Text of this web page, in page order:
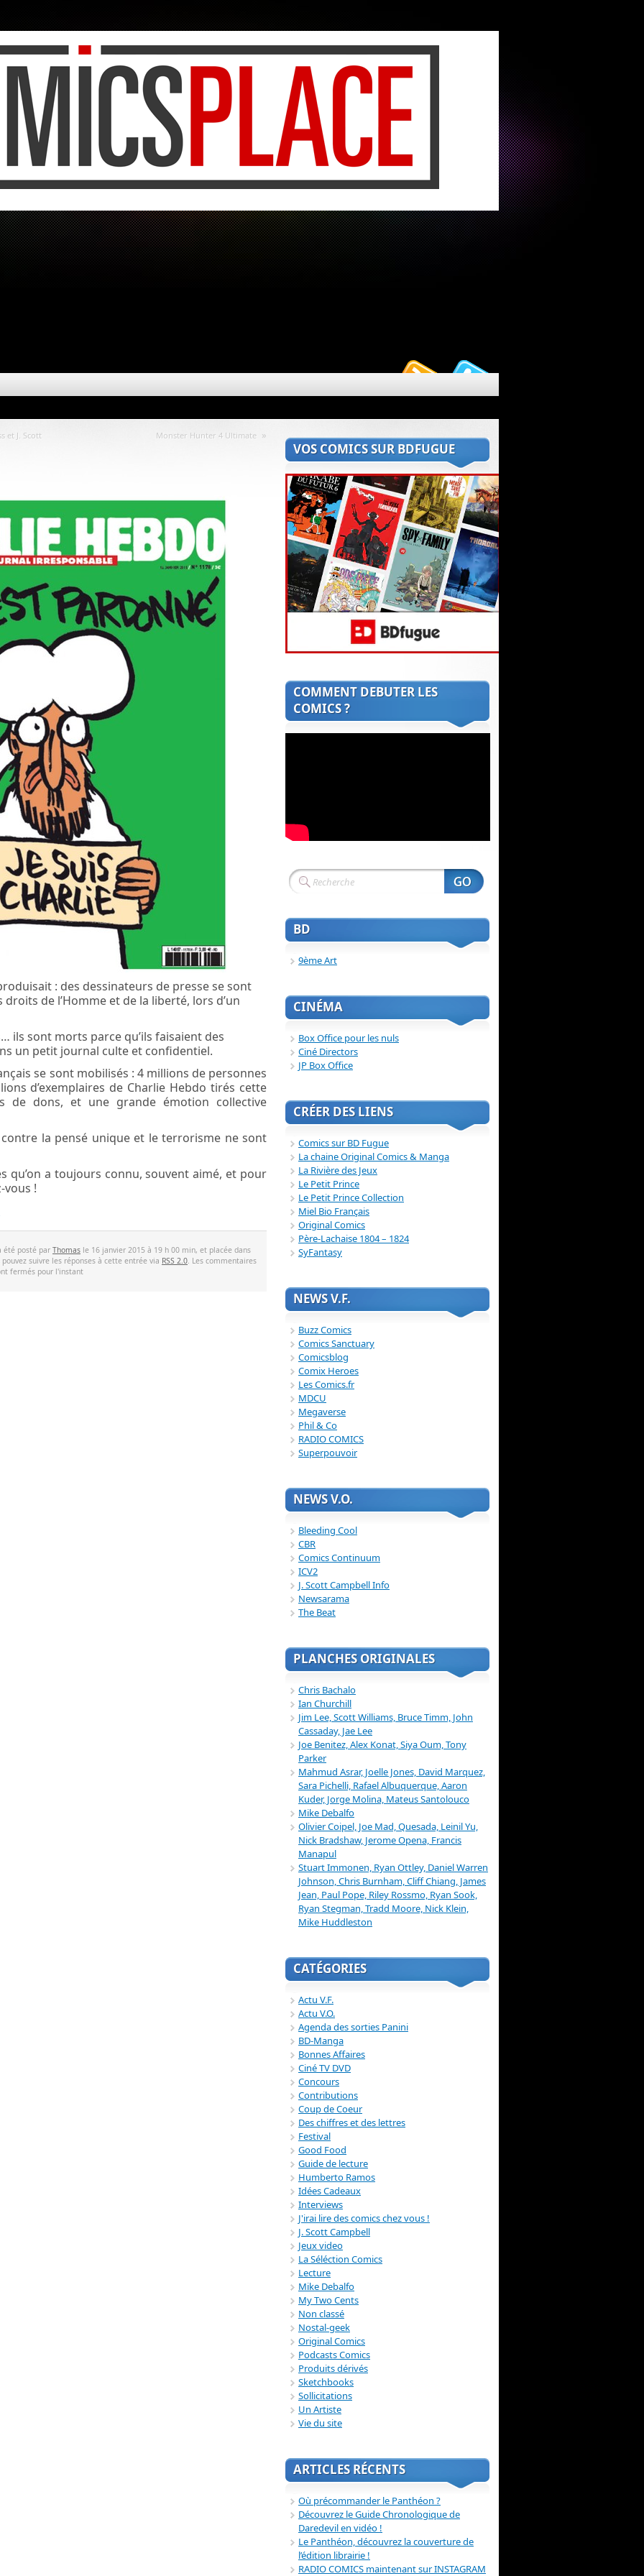
et J. Scott
Monster Hunter 4 Ultimate »
: des dessinateurs de presse se sont
de l’Homme et de la liberté, lors d’un
ils sont morts parce qu’ils faisaient des
un petit journal culte et confidentiel.
se sont mobilisés : 4 millions de personnes
d’exemplaires de Charlie Hebdo tirés cette
de dons, et une grande émotion collective
la pensé unique et le terrorisme ne sont
qu’on a toujours connu, souvent aimé, et pour
vous !
été posté par Thomas le 16 janvier 2015 à 19 h 00 min, et placée dans
pouvez suivre les réponses à cette entrée via RSS 2.0 . Les commentaires
fermés pour l'instant
VOS COMICS SUR BDFUGUE
COMMENT DEBUTER LES
COMICS ?
BD
9ème Art
CINÉMA
Box Office pour les nuls
Ciné Directors
JP Box Office
CRÉER DES LIENS
Comics sur BD Fugue
La chaine Original Comics & Manga
La Rivière des Jeux
Le Petit Prince
Le Petit Prince Collection
Miel Bio Français
Original Comics
Père-Lachaise 1804 – 1824
SyFantasy
NEWS V.F.
Buzz Comics
Comics Sanctuary
Comicsblog
Comix Heroes
Les Comics.fr
MDCU
Megaverse
Phil & Co
RADIO COMICS
Superpouvoir
NEWS V.O.
Bleeding Cool
CBR
Comics Continuum
ICV2
J. Scott Campbell Info
Newsarama
The Beat
PLANCHES ORIGINALES
Chris Bachalo
Ian Churchill
Jim Lee, Scott Williams, Bruce Timm, John
Cassaday, Jae Lee
Joe Benitez, Alex Konat, Siya Oum, Tony
Parker
Mahmud Asrar, Joelle Jones, David Marquez,
Sara Pichelli, Rafael Albuquerque, Aaron
Kuder, Jorge Molina, Mateus Santolouco
Mike Debalfo
Olivier Coipel, Joe Mad, Quesada, Leinil Yu,
Nick Bradshaw, Jerome Opena, Francis
Manapul
Stuart Immonen, Ryan Ottley, Daniel Warren
Johnson, Chris Burnham, Cliff Chiang, James
Jean, Paul Pope, Riley Rossmo, Ryan Sook,
Ryan Stegman, Tradd Moore, Nick Klein,
Mike Huddleston
CATÉGORIES
Actu V.F.
Actu V.O.
Agenda des sorties Panini
BD-Manga
Bonnes Affaires
Ciné TV DVD
Concours
Contributions
Coup de Coeur
Des chiffres et des lettres
Festival
Good Food
Guide de lecture
Humberto Ramos
Idées Cadeaux
Interviews
J'irai lire des comics chez vous !
J. Scott Campbell
Jeux video
La Séléction Comics
Lecture
Mike Debalfo
My Two Cents
Non classé
Nostal-geek
Original Comics
Podcasts Comics
Produits dérivés
Sketchbooks
Sollicitations
Un Artiste
Vie du site
ARTICLES RÉCENTS
Où précommander le Panthéon ?
Découvrez le Guide Chronologique de
Daredevil en vidéo !
Le Panthéon, découvrez la couverture de
l’édition librairie !
RADIO COMICS maintenant sur INSTAGRAM